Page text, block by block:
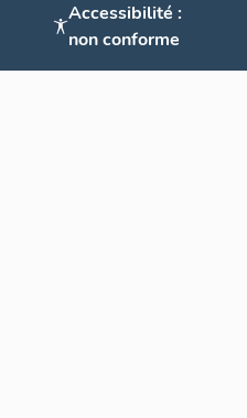
Accessibilité :
non conforme